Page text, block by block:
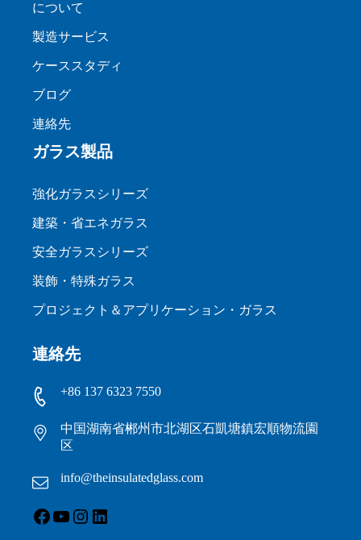
について
製造サービス
ケーススタディ
ブログ
連絡先
ガラス製品
強化ガラスシリーズ
建築・省エネガラス
安全ガラスシリーズ
装飾・特殊ガラス
プロジェクト＆アプリケーション・ガラス
連絡先
+86 137 6323 7550
中国湖南省郴州市北湖区石凱塘鎮宏順物流園
区
info@theinsulatedglass.com
フェイスブックユーチューブインスタグラム LinkedIn